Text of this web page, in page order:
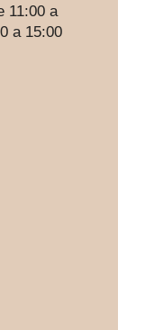
11:00 a
a 15:00